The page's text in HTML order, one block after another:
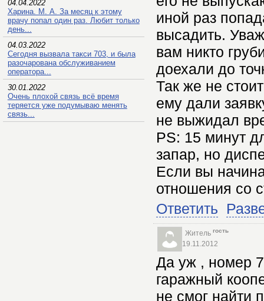
04.04.2022
Харина. М. А. За месяц к этому
врачу попал один раз. Любит только
день...
04.03.2022
Сегодня вызвала такси 703, и была
разочарована обслуживанием
оператора...
30.01.2022
Очень плохой связь всё время
теряется уже подумываю менять
связь...
иной раз
высадить.
вам никто
доехали до
Так же не
ему дали
не выжидал
PS: 15 минут
запар, но
Если вы
отношения со
Ответить
Житель гость
19.11.2012
Да уж , номер
гаражный
не смог найти